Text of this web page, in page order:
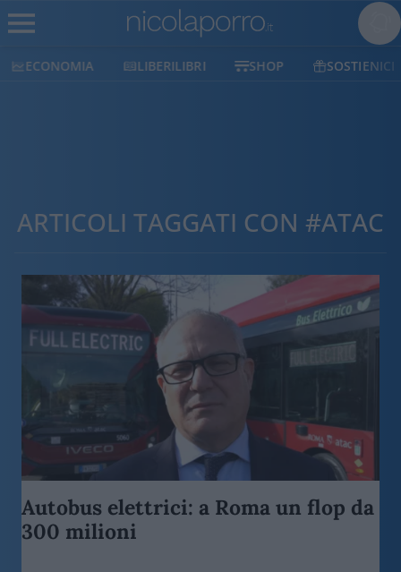
ECONOMIA LIBERILIBRI SHOP SOSTIENICI
ARTICOLI TAGGATI CON #ATAC
Autobus elettrici: a Roma un flop da
300 milioni